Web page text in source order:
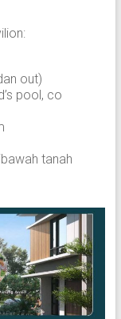
out)
pool, co
tanah